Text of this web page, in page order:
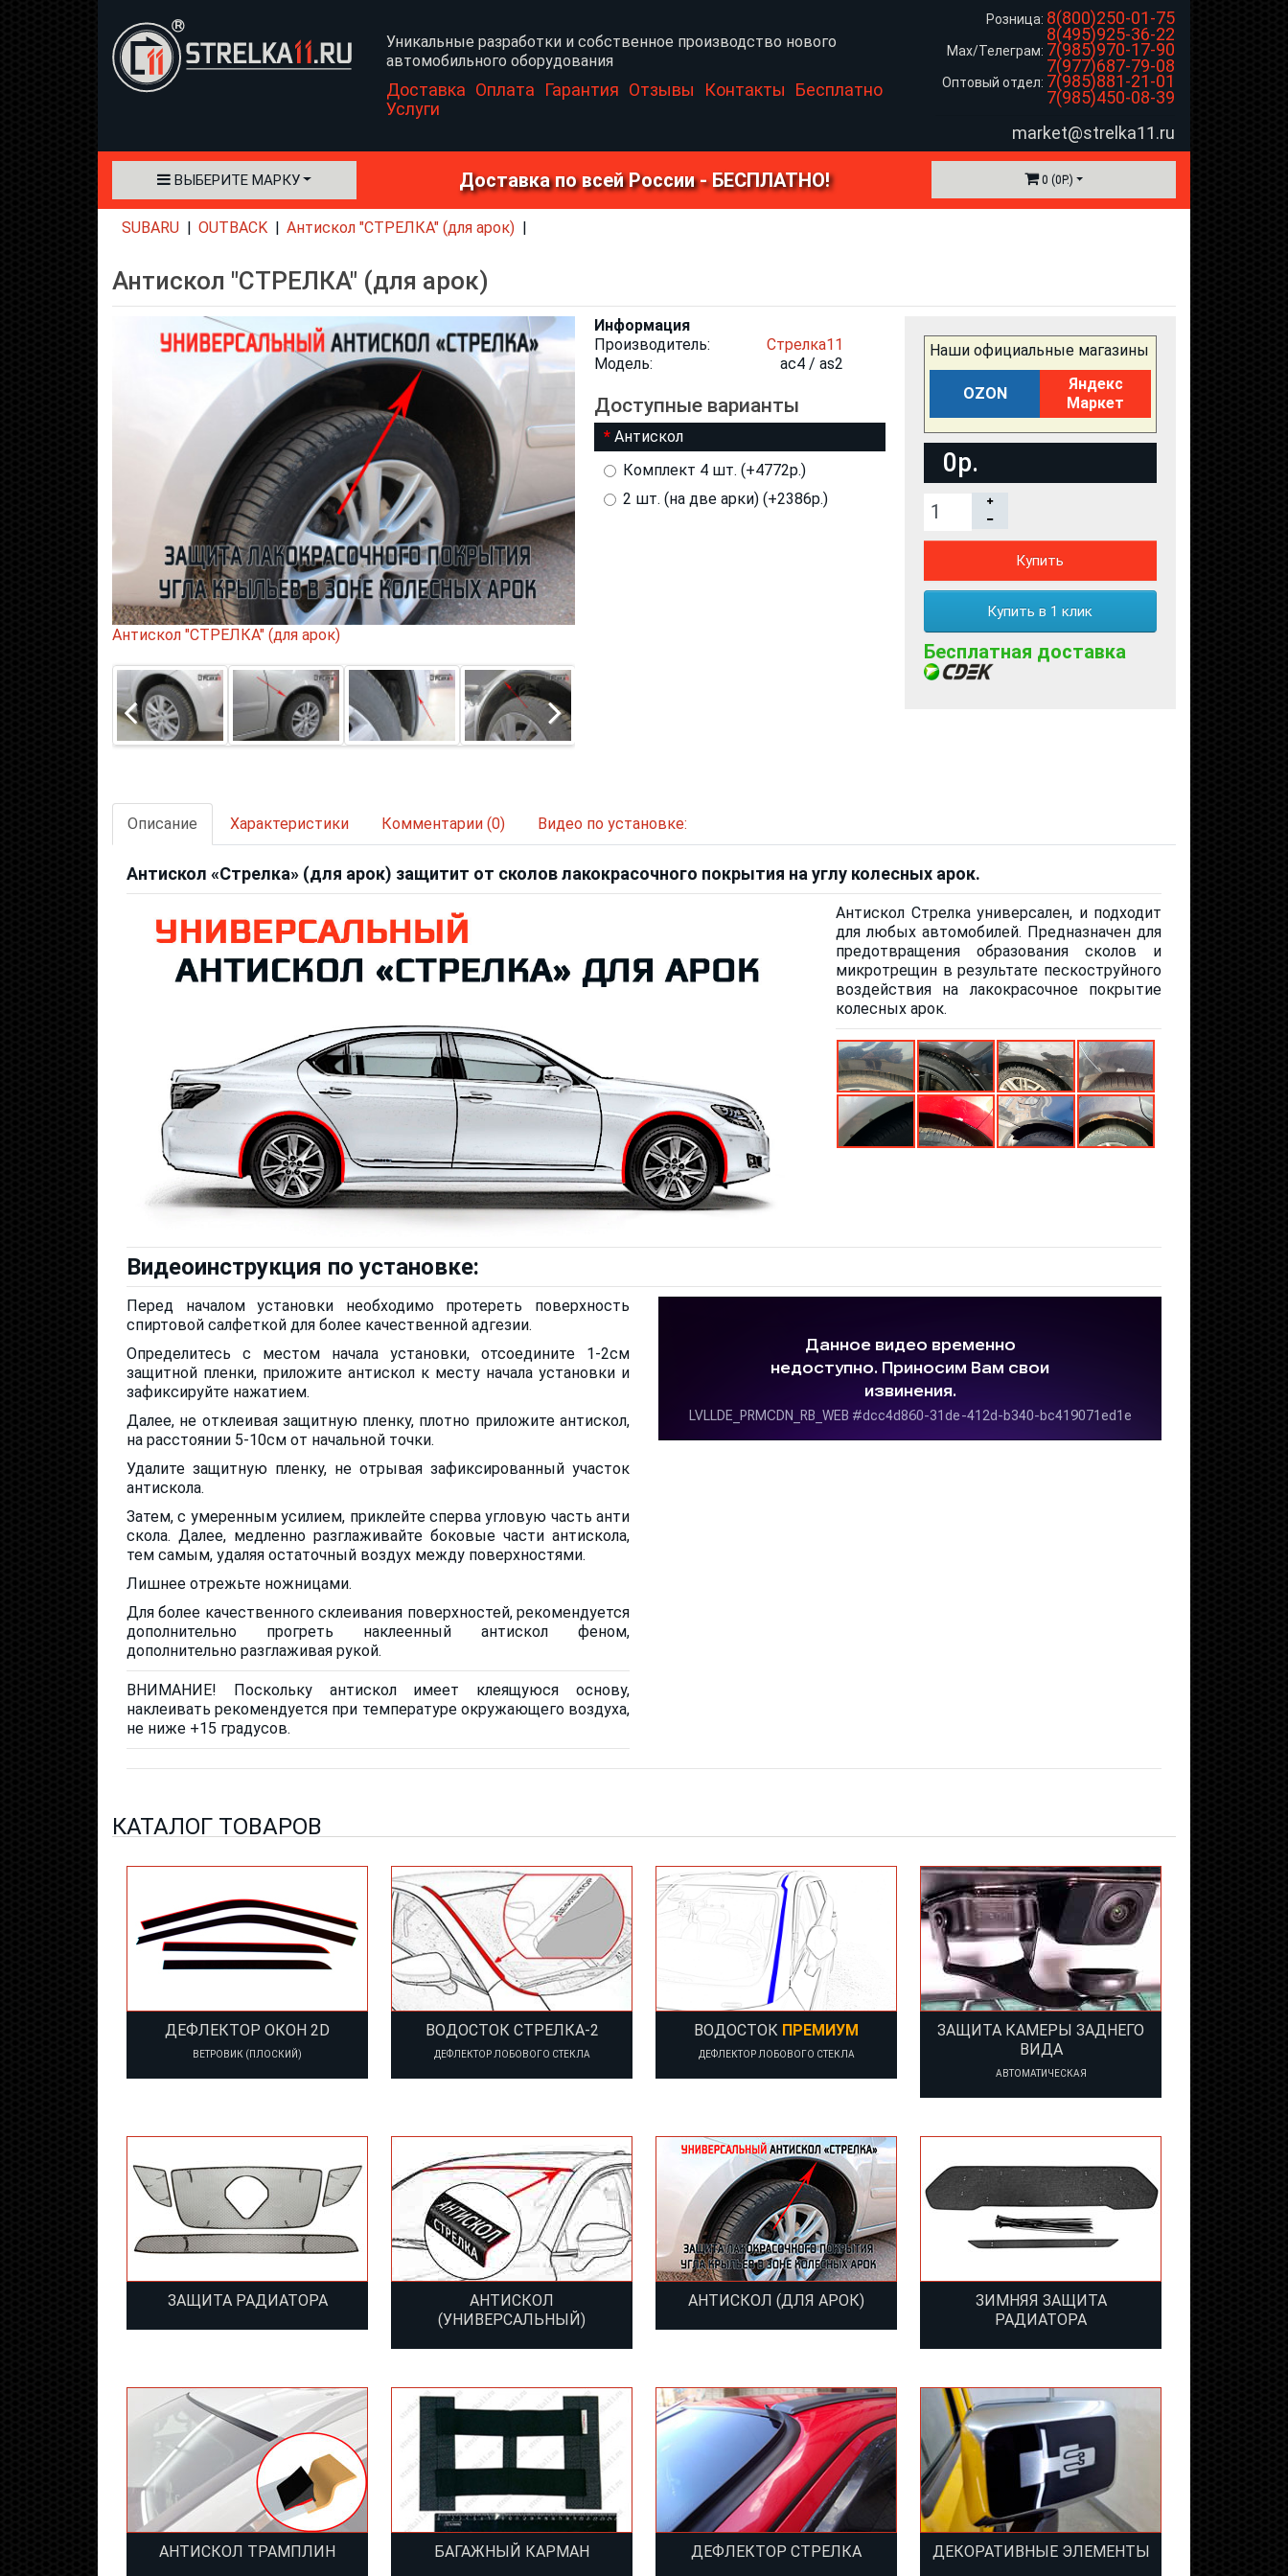
Уникальные разработки и собственное производство нового
автомобильного оборудования
Доставка Оплата Гарантия Отзывы Контакты
Бесплатно
Услуги
Розница: 8(800)250-01-75
8(495)925-36-22
Max/Телеграм: 7(985)970-17-90
7(977)687-79-08
Оптовый отдел: 7(985)881-21-01
7(985)450-08-39
market@strelka11.ru
ВЫБЕРИТЕ МАРКУ Доставка по всей России - БЕСПЛАТНО! 0 (0Р.)
SUBARU OUTBACK Антискол "СТРЕЛКА" (для арок)
Антискол "СТРЕЛКА" (для арок)
Антискол "СТРЕЛКА" (для арок)
Информация
Производитель:
Стрелка11
Модель:
ac4 / as2
Доступные варианты
Антискол
Комплект 4 шт. (+4772р.)
2 шт. (на две арки) (+2386р.)
Наши официальные магазины
OZON
Яндекс
Маркет
0р.
Купить
Купить в 1 клик
Бесплатная доставка
Описание Характеристики Комментарии (0) Видео по установке:
Антискол «Стрелка» (для арок) защитит от сколов лакокрасочного покрытия на углу колесных арок.
Антискол Стрелка универсален, и подходит
для любых автомобилей. Предназначен для
предотвращения образования сколов и
микротрещин в результате пескоструйного
воздействия на лакокрасочное покрытие
колесных арок.
Видеоинструкция по установке:
Перед началом установки необходимо протереть поверхность
спиртовой салфеткой для более качественной адгезии.
Определитесь с местом начала установки, отсоедините 1-2см
защитной пленки, приложите антискол к месту начала установки и
зафиксируйте нажатием.
Далее, не отклеивая защитную пленку, плотно приложите антискол,
на расстоянии 5-10см от начальной точки.
Удалите защитную пленку, не отрывая зафиксированный участок
антискола.
Затем, с умеренным усилием, приклейте сперва угловую часть анти
скола. Далее, медленно разглаживайте боковые части антискола,
тем самым, удаляя остаточный воздух между поверхностями.
Лишнее отрежьте ножницами.
Для более качественного склеивания поверхностей, рекомендуется
дополнительно прогреть наклеенный антискол феном,
дополнительно разглаживая рукой.
ВНИМАНИЕ! Поскольку антискол имеет клеящуюся основу,
наклеивать рекомендуется при температуре окружающего воздуха,
не ниже +15 градусов.
КАТАЛОГ ТОВАРОВ
ДЕФЛЕКТОР ОКОН 2D
ВЕТРОВИК (ПЛОСКИЙ)
ВОДОСТОК СТРЕЛКА-2
ДЕФЛЕКТОР ЛОБОВОГО СТЕКЛА
ВОДОСТОК ПРЕМИУМ
ДЕФЛЕКТОР ЛОБОВОГО СТЕКЛА
ЗАЩИТА КАМЕРЫ ЗАДНЕГО
ВИДА
АВТОМАТИЧЕСКАЯ
ЗАЩИТА РАДИАТОРА
АНТИСКОЛ
(УНИВЕРСАЛЬНЫЙ)
АНТИСКОЛ (ДЛЯ АРОК)
ЗИМНЯЯ ЗАЩИТА
РАДИАТОРА
АНТИСКОЛ ТРАМПЛИН БАГАЖНЫЙ КАРМАН ДЕФЛЕКТОР СТРЕЛКА ДЕКОРАТИВНЫЕ ЭЛЕМЕНТЫ